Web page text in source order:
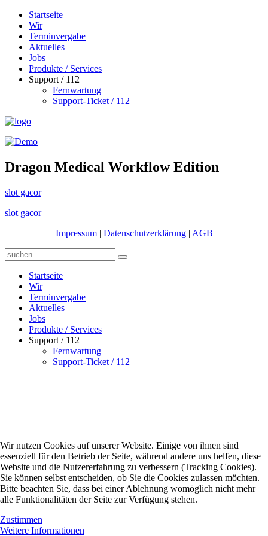
Startseite
Wir
Terminvergabe
Aktuelles
Jobs
Produkte / Services
Support / 112
Fernwartung
Support-Ticket / 112
Dragon Medical Workflow Edition
slot gacor
slot gacor
Impressum| Datenschutzerklärung| AGB
Startseite
Wir
Terminvergabe
Aktuelles
Jobs
Produkte / Services
Support / 112
Fernwartung
Support-Ticket / 112
Wir nutzen Cookies auf unserer Website. Einige von ihnen sind
essenziell für den Betrieb der Seite, während andere uns helfen, diese
Website und die Nutzererfahrung zu verbessern (Tracking Cookies).
Sie können selbst entscheiden, ob Sie die Cookies zulassen möchten.
Bitte beachten Sie, dass bei einer Ablehnung womöglich nicht mehr
alle Funktionalitäten der Seite zur Verfügung stehen.
Zustimmen
Weitere Informationen